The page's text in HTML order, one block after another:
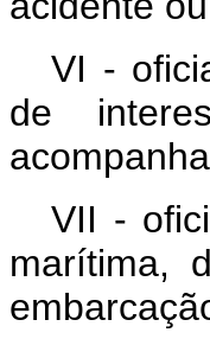
VI -
de
VII -
marítima,